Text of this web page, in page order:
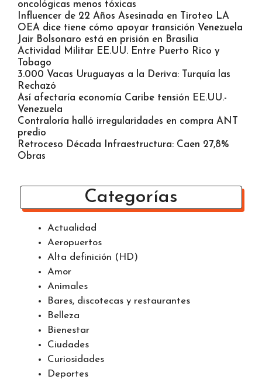
oncológicas menos tóxicas
Influencer de 22 Años Asesinada en Tiroteo LA
OEA dice tiene cómo apoyar transición Venezuela
Jair Bolsonaro está en prisión en Brasilia
Actividad Militar EE.UU. Entre Puerto Rico y
Tobago
3.000 Vacas Uruguayas a la Deriva: Turquía las
Rechazó
Así afectaría economía Caribe tensión EE.UU.-
Venezuela
Contraloría halló irregularidades en compra ANT
predio
Retroceso Década Infraestructura: Caen 27,8%
Obras
Categorías
Actualidad
Aeropuertos
Alta definición (HD)
Amor
Animales
Bares, discotecas y restaurantes
Belleza
Bienestar
Ciudades
Curiosidades
Deportes